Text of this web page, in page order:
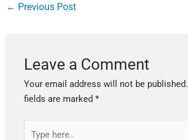
← Previous Post
Leave a Comment
Your email address will not be published.
fields are marked*